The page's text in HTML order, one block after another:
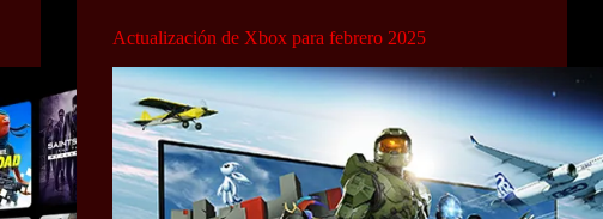
Actualización de Xbox para febrero 2025